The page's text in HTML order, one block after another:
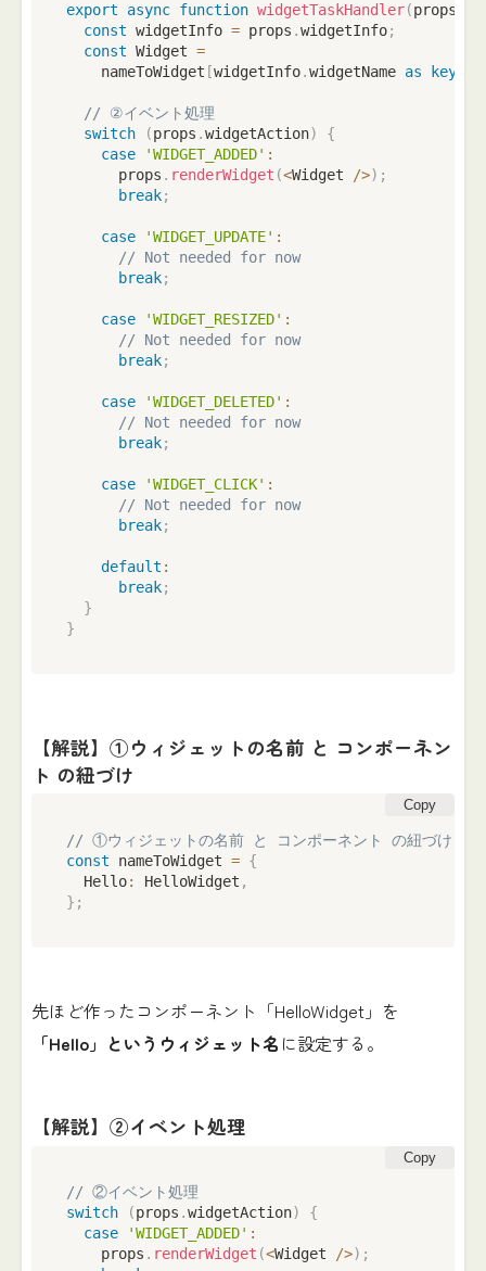
export async function widgetTaskHandler(props
const widgetInfo = props .widgetInfo;
const Widget =
    nameToWidget
[widgetInfo.widgetName as keyof
// ②イベント処理
switch
(props .widgetAction)
{
case
'WIDGET_ADDED' :
      props
. renderWidget (<Widget />) ;
break;
case 'WIDGET_UPDATE' :
// Not needed for now
break;
case 'WIDGET_RESIZED' :
// Not needed for now
break;
case 'WIDGET_DELETED' :
// Not needed for now
break;
case 'WIDGET_CLICK' :
// Not needed for now
break;
default :
break;
}
}
【解説】①ウィジェットの名前 と コンポーネン
ト の紐づけ
Copy
// ①ウィジェットの名前 と コンポーネント の紐づけ
const nameToWidget = {
  Hello
: HelloWidget ,
} ;
先ほど作ったコンポーネント「HelloWidget」を
「Hello」というウィジェット名 に設定する。
【解説】②イベント処理
Copy
// ②イベント処理
switch
(props .widgetAction)
{
case
'WIDGET_ADDED' :
    props
. renderWidget (<Widget />) ;